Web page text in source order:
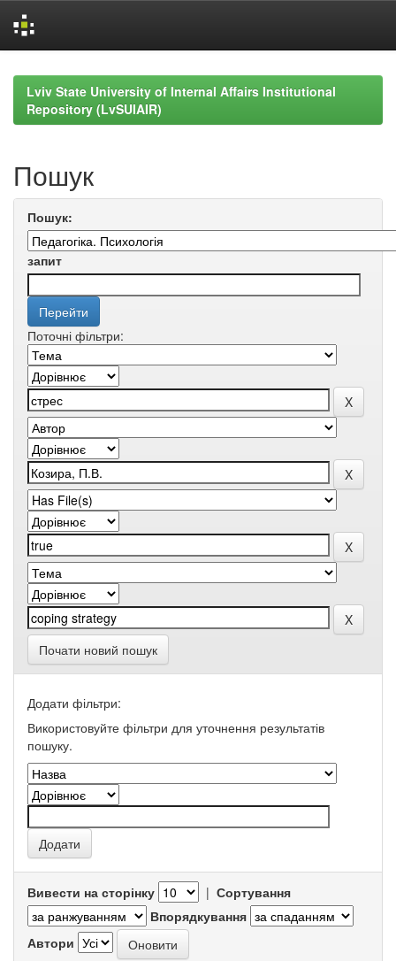
navigationLviv State University of Internal Affairs Institutional
Repository (LvSUIAIR)
Пошук
Пошук:
запит
Поточні фільтри:
Почати новий пошук
Додати фільтри:
Використовуйте фільтри для уточнення результатів
пошуку.
Вивести на сторінку | Сортування
Впорядкування
Автори